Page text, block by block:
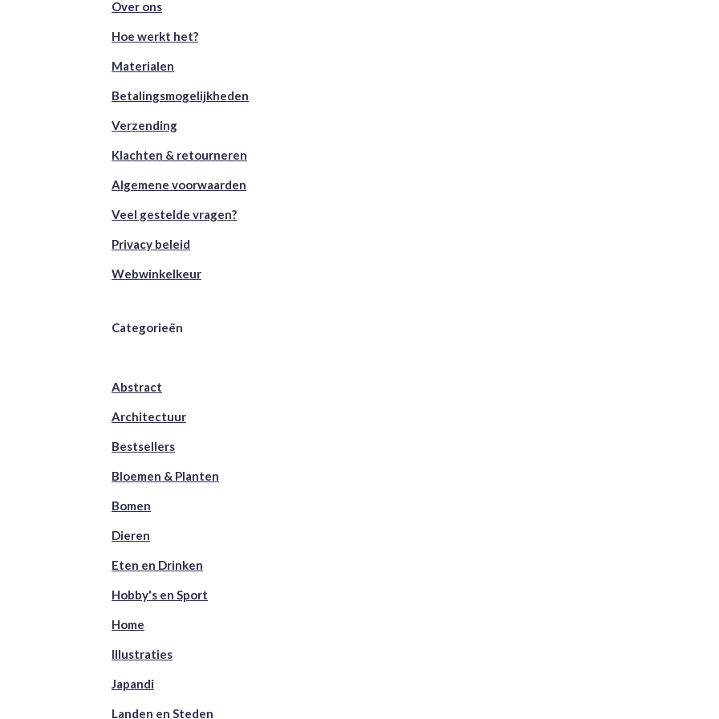
Over ons
Hoe werkt het?
Materialen
Betalingsmogelijkheden
Verzending
Klachten & retourneren
Algemene voorwaarden
Veel gestelde vragen?
Privacy beleid
Webwinkelkeur
Categorieën
Abstract
Architectuur
Bestsellers
Bloemen & Planten
Bomen
Dieren
Eten en Drinken
Hobby's en Sport
Home
Illustraties
Japandi
Landen en Steden